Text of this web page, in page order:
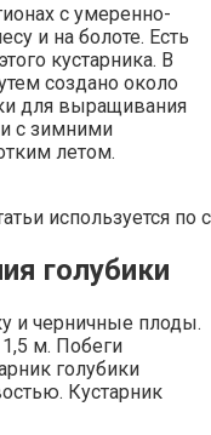
с умеренно-
и на болоте. Есть
кустарника. В
создано около
для выращивания
с зимними
летом.
используется по
голубики
и черничные плоды.
м. Побеги
голубики
Кустарник